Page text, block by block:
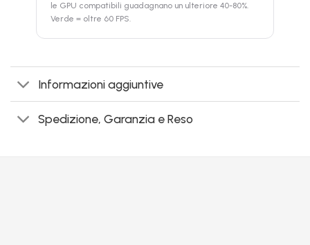
le GPU compatibili guadagnano un ulteriore 40-80%.
Verde = oltre 60 FPS.
Informazioni aggiuntive
Spedizione, Garanzia e Reso